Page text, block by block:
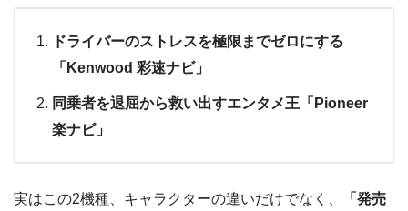
ドライバーのストレスを極限までゼロにする
「Kenwood 彩速ナビ」
同乗者を退屈から救い出すエンタメ王「Pioneer
楽ナビ」
実はこの2機種、キャラクターの違いだけでなく、
「発売